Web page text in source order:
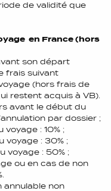
de validité que
en France (hors
son départ
frais suivant
(hors frais de
restent acquis à VB).
avant le début du
par dossier ;
: 10% ;
voyage : 30% ;
voyage : 50% ;
ou en cas de non
annulable non